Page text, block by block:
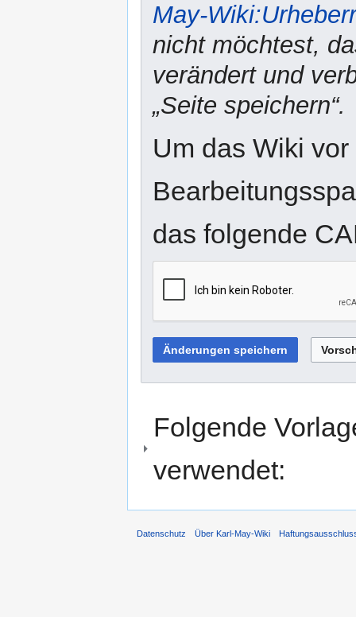
May-
nicht möchtest,
verändert und
„Seite speichern“.
Um das Wiki
das folgende
Folgende
verwendet:
Datenschutz Über Karl-May-Wiki